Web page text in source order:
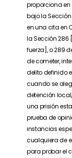
proporciona
bajo la
en una cita en
la Sección 286
fuerza], o 289
de cometer,
delito definido
cuando se
detención
una prisión
prueba de
instancias
cualquiera de
para probar el